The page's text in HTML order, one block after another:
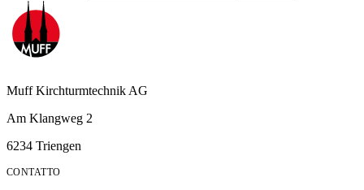
Muff Kirchturmtechnik AG
Am Klangweg 2
6234 Triengen
CONTATTO